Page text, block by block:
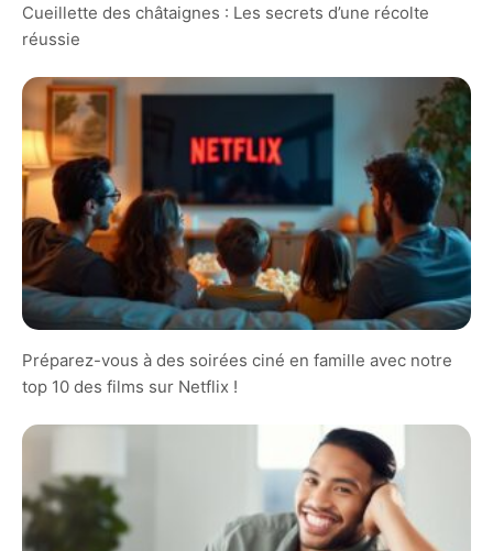
Cueillette des châtaignes : Les secrets d’une récolte
réussie
Préparez-vous à des soirées ciné en famille avec notre
top 10 des films sur Netflix !